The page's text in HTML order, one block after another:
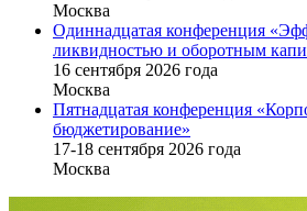
Москва
Одиннадцатая конференция
ликвидностью и оборотным
16 cентября 2026 года
Москва
Пятнадцатая конференция
бюджетирование»
17-18 сентября 2026 года
Москва